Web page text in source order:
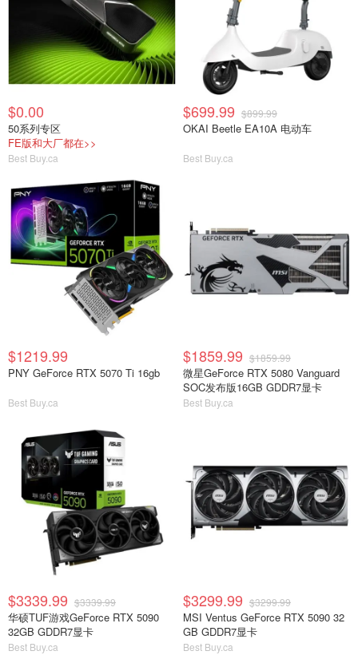
$0.00
50系列专区
FE版和大厂都在>>
Best Buy.ca
$699.99 $899.99
OKAI Beetle EA10A 电动车
Best Buy.ca
$1219.99
PNY GeForce RTX 5070 Ti 16gb
Best Buy.ca
$1859.99 $1859.99
微星GeForce RTX 5080 Vanguard
SOC发布版16GB GDDR7显卡
Best Buy.ca
$3339.99 $3339.99
华硕TUF游戏GeForce RTX 5090
32GB GDDR7显卡
Best Buy.ca
$3299.99 $3299.99
MSI Ventus GeForce RTX 5090 32
GB GDDR7显卡
Best Buy.ca